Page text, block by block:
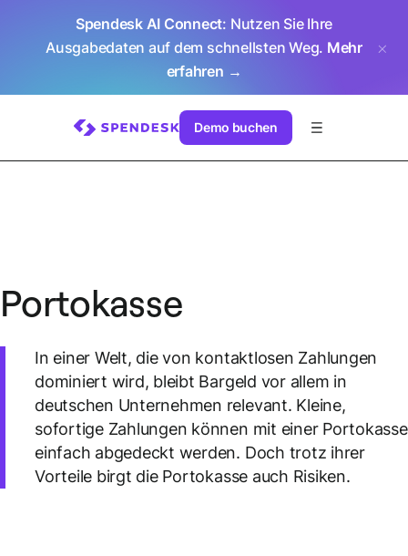
Spendesk AI Connect: Nutzen Sie Ihre
Ausgabedaten auf dem schnellsten Weg. Mehr
erfahren →
Demo buchen
Portokasse
In einer Welt, die von kontaktlosen Zahlungen
dominiert wird, bleibt Bargeld vor allem in
deutschen Unternehmen relevant. Kleine,
sofortige Zahlungen können mit einer Portokasse
einfach abgedeckt werden. Doch trotz ihrer
Vorteile birgt die Portokasse auch Risiken.